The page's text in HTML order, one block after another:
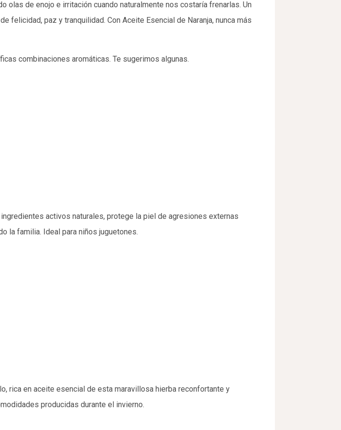
de enojo e irritación cuando naturalmente nos costaría frenarlas. Un
felicidad, paz y tranquilidad. Con Aceite Esencial de Naranja, nunca más
combinaciones aromáticas. Te sugerimos algunas.
activos naturales, protege la piel de agresiones externas
la familia. Ideal para niños juguetones.
rica en aceite esencial de esta maravillosa hierba reconfortante y
producidas durante el invierno.